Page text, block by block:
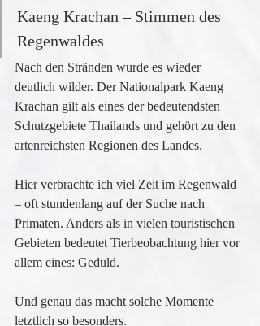
Kaeng Krachan – Stimmen des
Regenwaldes
Nach den Stränden wurde es wieder
deutlich wilder. Der Nationalpark Kaeng
Krachan gilt als eines der bedeutendsten
Schutzgebiete Thailands und gehört zu den
artenreichsten Regionen des Landes.
Hier verbrachte ich viel Zeit im Regenwald
– oft stundenlang auf der Suche nach
Primaten. Anders als in vielen touristischen
Gebieten bedeutet Tierbeobachtung hier vor
allem eines: Geduld.
Und genau das macht solche Momente
letztlich so besonders.